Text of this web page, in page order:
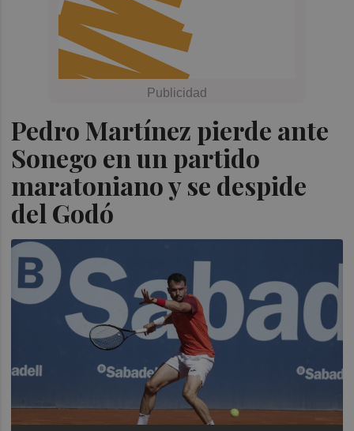
Pedro Martínez pierde ante
Sonego en un partido
maratoniano y se despide
del Godó